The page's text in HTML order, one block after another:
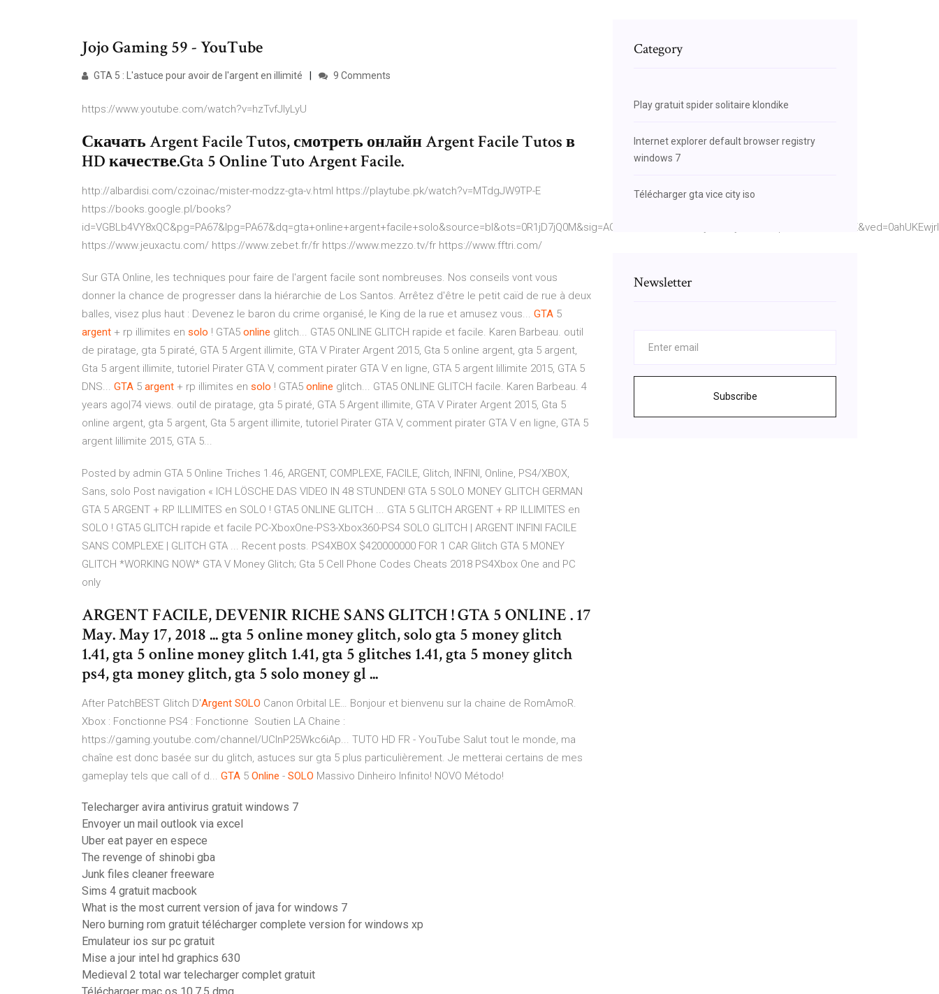
Jojo Gaming 59 - YouTube
GTA 5 : L'astuce pour avoir de l'argent en illimité 9 Comments
https://www.youtube.com/watch?v=hzTvfJIyLyU
Скачать Argent Facile Tutos, смотреть онлайн Argent Facile Tutos в
HD качестве.Gta 5 Online Tuto Argent Facile.
http://albardisi.com/czoinac/mister-modzz-gta-v.html https://playtube.pk/watch?v=MTdgJW9TP-E
https://books.google.pl/books?
https://www.jeuxactu.com/ https://www.zebet.fr/fr https://www.mezzo.tv/fr https://www.fftri.com/
Sur GTA Online, les techniques pour faire de l'argent facile sont nombreuses. Nos conseils vont vous
donner la chance de progresser dans la hiérarchie de Los Santos. Arrêtez d'être le petit caïd de rue à deux
balles, visez plus haut : Devenez le baron du crime organisé, le King de la rue et amusez vous... GTA 5
argent + rp illimites en solo ! GTA5 online glitch... GTA5 ONLINE GLITCH rapide et facile. Karen Barbeau. outil
de piratage, gta 5 piraté, GTA 5 Argent illimite, GTA V Pirater Argent 2015, Gta 5 online argent, gta 5 argent,
Gta 5 argent illimite, tutoriel Pirater GTA V, comment pirater GTA V en ligne, GTA 5 argent lillimite 2015, GTA 5
DNS... GTA 5 argent + rp illimites en solo ! GTA5 online glitch... GTA5 ONLINE GLITCH facile. Karen Barbeau. 4
years ago|74 views. outil de piratage, gta 5 piraté, GTA 5 Argent illimite, GTA V Pirater Argent 2015, Gta 5
online argent, gta 5 argent, Gta 5 argent illimite, tutoriel Pirater GTA V, comment pirater GTA V en ligne, GTA 5
argent lillimite 2015, GTA 5...
Posted by admin GTA 5 Online Triches 1.46, ARGENT, COMPLEXE, FACILE, Glitch, INFINI, Online, PS4/XBOX,
Sans, solo Post navigation « ICH LÖSCHE DAS VIDEO IN 48 STUNDEN! GTA 5 SOLO MONEY GLITCH GERMAN
GTA 5 ARGENT + RP ILLIMITES en SOLO ! GTA5 ONLINE GLITCH ... GTA 5 GLITCH ARGENT + RP ILLIMITES en
SOLO ! GTA5 GLITCH rapide et facile PC-XboxOne-PS3-Xbox360-PS4 SOLO GLITCH | ARGENT INFINI FACILE
SANS COMPLEXE | GLITCH GTA ... Recent posts. PS4XBOX $420000000 FOR 1 CAR Glitch GTA 5 MONEY
GLITCH *WORKING NOW* GTA V Money Glitch; Gta 5 Cell Phone Codes Cheats 2018 PS4Xbox One and PC
only
ARGENT FACILE, DEVENIR RICHE SANS GLITCH ! GTA 5 ONLINE . 17
May. May 17, 2018 ... gta 5 online money glitch, solo gta 5 money glitch
1.41, gta 5 online money glitch 1.41, gta 5 glitches 1.41, gta 5 money glitch
ps4, gta money glitch, gta 5 solo money gl ...
After PatchBEST Glitch D'Argent SOLO Canon Orbital LE… Bonjour et bienvenu sur la chaine de RomAmoR.
Xbox : Fonctionne PS4 : Fonctionne ️ Soutien LA Chaine :
https://gaming.youtube.com/channel/UClnP25Wkc6iAp... TUTO HD FR - YouTube Salut tout le monde, ma
chaîne est donc basée sur du glitch, astuces sur gta 5 plus particulièrement. Je metterai certains de mes
gameplay tels que call of d... GTA 5 Online - SOLO Massivo Dinheiro Infinito! NOVO Método!
Telecharger avira antivirus gratuit windows 7
Envoyer un mail outlook via excel
Uber eat payer en espece
The revenge of shinobi gba
Junk files cleaner freeware
Sims 4 gratuit macbook
What is the most current version of java for windows 7
Nero burning rom gratuit télécharger complete version for windows xp
Emulateur ios sur pc gratuit
Mise a jour intel hd graphics 630
Medieval 2 total war telecharger complet gratuit
Category
Play gratuit spider solitaire klondike
Internet explorer default browser registry
windows 7
Télécharger gta vice city iso
Newsletter
Subscribe